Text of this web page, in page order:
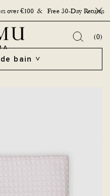
over €100 & Free 30-Day Returns
(0)
bain